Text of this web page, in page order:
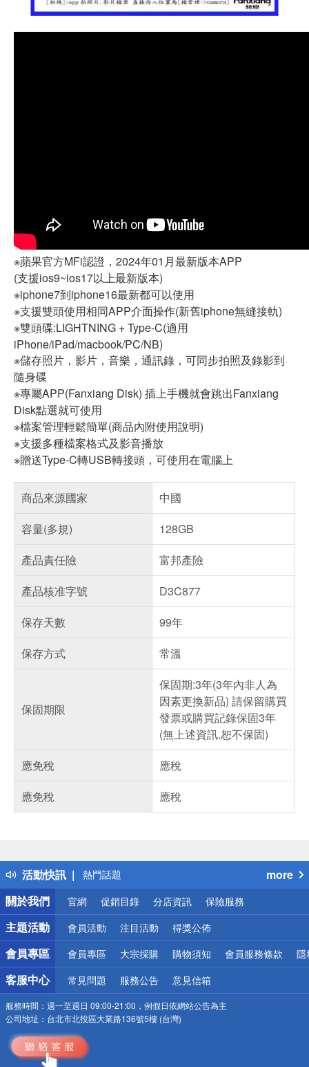
※蘋果官方MFi認證，2024年01月最新版本APP
(支援ios9~ios17以上最新版本)
※iphone7到iphone16最新都可以使用
※支援雙頭使用相同APP介面操作(新舊iphone無縫接軌)
※雙頭碟:LIGHTNING + Type-C(適用
iPhone/iPad/macbook/PC/NB)
※儲存照片，影片，音樂，通訊錄，可同步拍照及錄影到
隨身碟
※專屬APP(Fanxiang Disk) 插上手機就會跳出Fanxiang
Disk點選就可使用
※檔案管理輕鬆簡單(商品內附使用說明)
※支援多種檔案格式及影音播放
※贈送Type-C轉USB轉接頭，可使用在電腦上
商品來源國家
中國
容量(多規)
128GB
產品責任險
富邦產險
產品核准字號
D3C877
保存天數
99年
保存方式
常溫
保固期限
保固期:3年(3年內非人為
因素更換新品) 請保留購買
發票或購買記錄保固3年
(無上述資訊.恕不保固)
應免稅
應稅
應免稅
應稅
活動快訊
得獎公告
熱門話題
銀行優惠
偏遠地區配送
詐騙網頁！請小心！
more
關於我們
官網 促銷目錄 分店資訊 保險服務
主題活動 會員活動 注目活動 得獎公佈
會員專區 會員專區 大宗採購 購物須知 會員服務條款 隱
客服中心 常見問題 服務公告 意見信箱
服務時間： 週一至週日 09:00-21:00，例假日依網站公告為主
公司地址： 台北市北投區大業路136號5樓 (台灣)